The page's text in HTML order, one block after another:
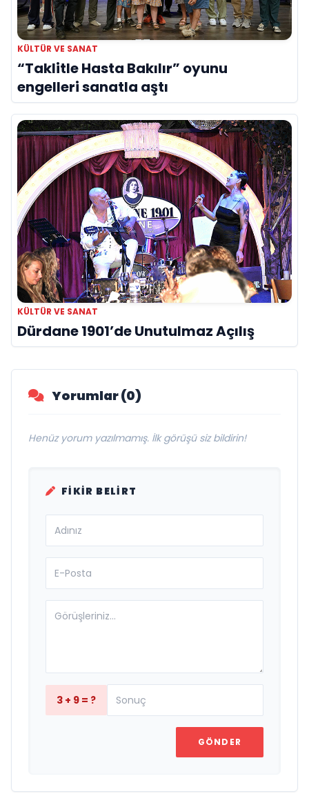
KÜLTÜR VE SANAT
“Taklitle Hasta Bakılır” oyunu
engelleri sanatla aştı
KÜLTÜR VE SANAT
Dürdane 1901’de Unutulmaz Açılış
Yorumlar (0)
Henüz yorum yazılmamış. İlk görüşü siz bildirin!
FIKIR BELIRT
3 + 9 = ?
GÖNDER